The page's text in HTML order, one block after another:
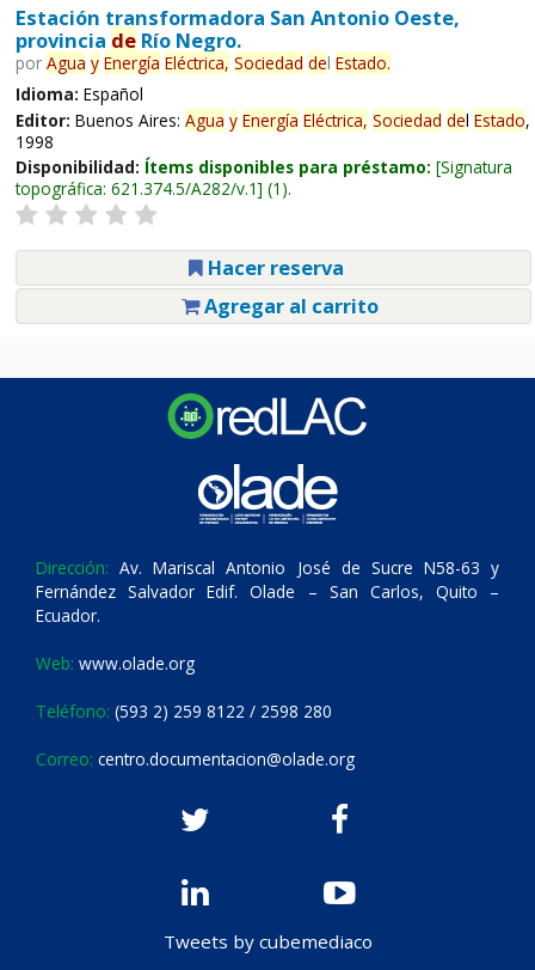
Estación transformadora San Antonio Oeste,
provincia deRío Negro.
por Agua y Energía Eléctrica, Sociedad del Estado.
Idioma: Español
Editor: Buenos Aires: Agua y Energía Eléctrica, Sociedad del Estado,
1998
Disponibilidad: Ítems disponibles para préstamo: Signatura
topográfica: 621.374.5/A282/v.1 (1).
Hacer reserva
Agregar al carrito
Dirección: Av. Mariscal Antonio José de Sucre N58-63 y
Fernández Salvador Edif. Olade – San Carlos, Quito –
Ecuador.
Web: www.olade.org
Teléfono: (593 2) 259 8122 / 2598 280
Correo: centro.documentacion@olade.org
Tweets by cubemediaco